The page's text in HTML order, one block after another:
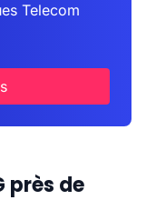
Telecom
près de